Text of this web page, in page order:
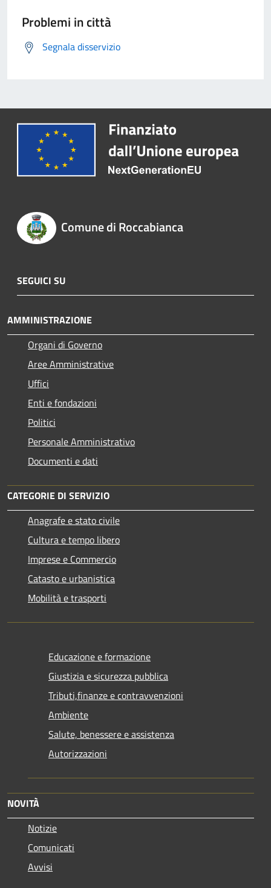
Problemi in città
Segnala disservizio
Comune di Roccabianca
SEGUICI SU
AMMINISTRAZIONE
Organi di Governo
Aree Amministrative
Uffici
Enti e fondazioni
Politici
Personale Amministrativo
Documenti e dati
CATEGORIE DI SERVIZIO
Anagrafe e stato civile
Cultura e tempo libero
Imprese e Commercio
Catasto e urbanistica
Mobilità e trasporti
Educazione e formazione
Giustizia e sicurezza pubblica
Tributi,finanze e contravvenzioni
Ambiente
Salute, benessere e assistenza
Autorizzazioni
NOVITÀ
Notizie
Comunicati
Avvisi